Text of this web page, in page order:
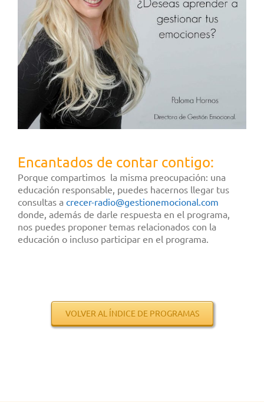
Encantados de contar contigo:
Porque compartimos la misma preocupación: una
educación responsable, puedes hacernos llegar tus
consultas a crecer-radio@gestionemocional.com
donde, además de darle respuesta en el programa,
nos puedes proponer temas relacionados con la
educación o incluso participar en el programa.
VOLVER AL ÍNDICE DE PROGRAMAS